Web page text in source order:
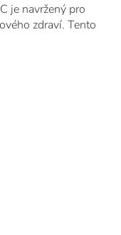
je navržený pro
zdraví. Tento